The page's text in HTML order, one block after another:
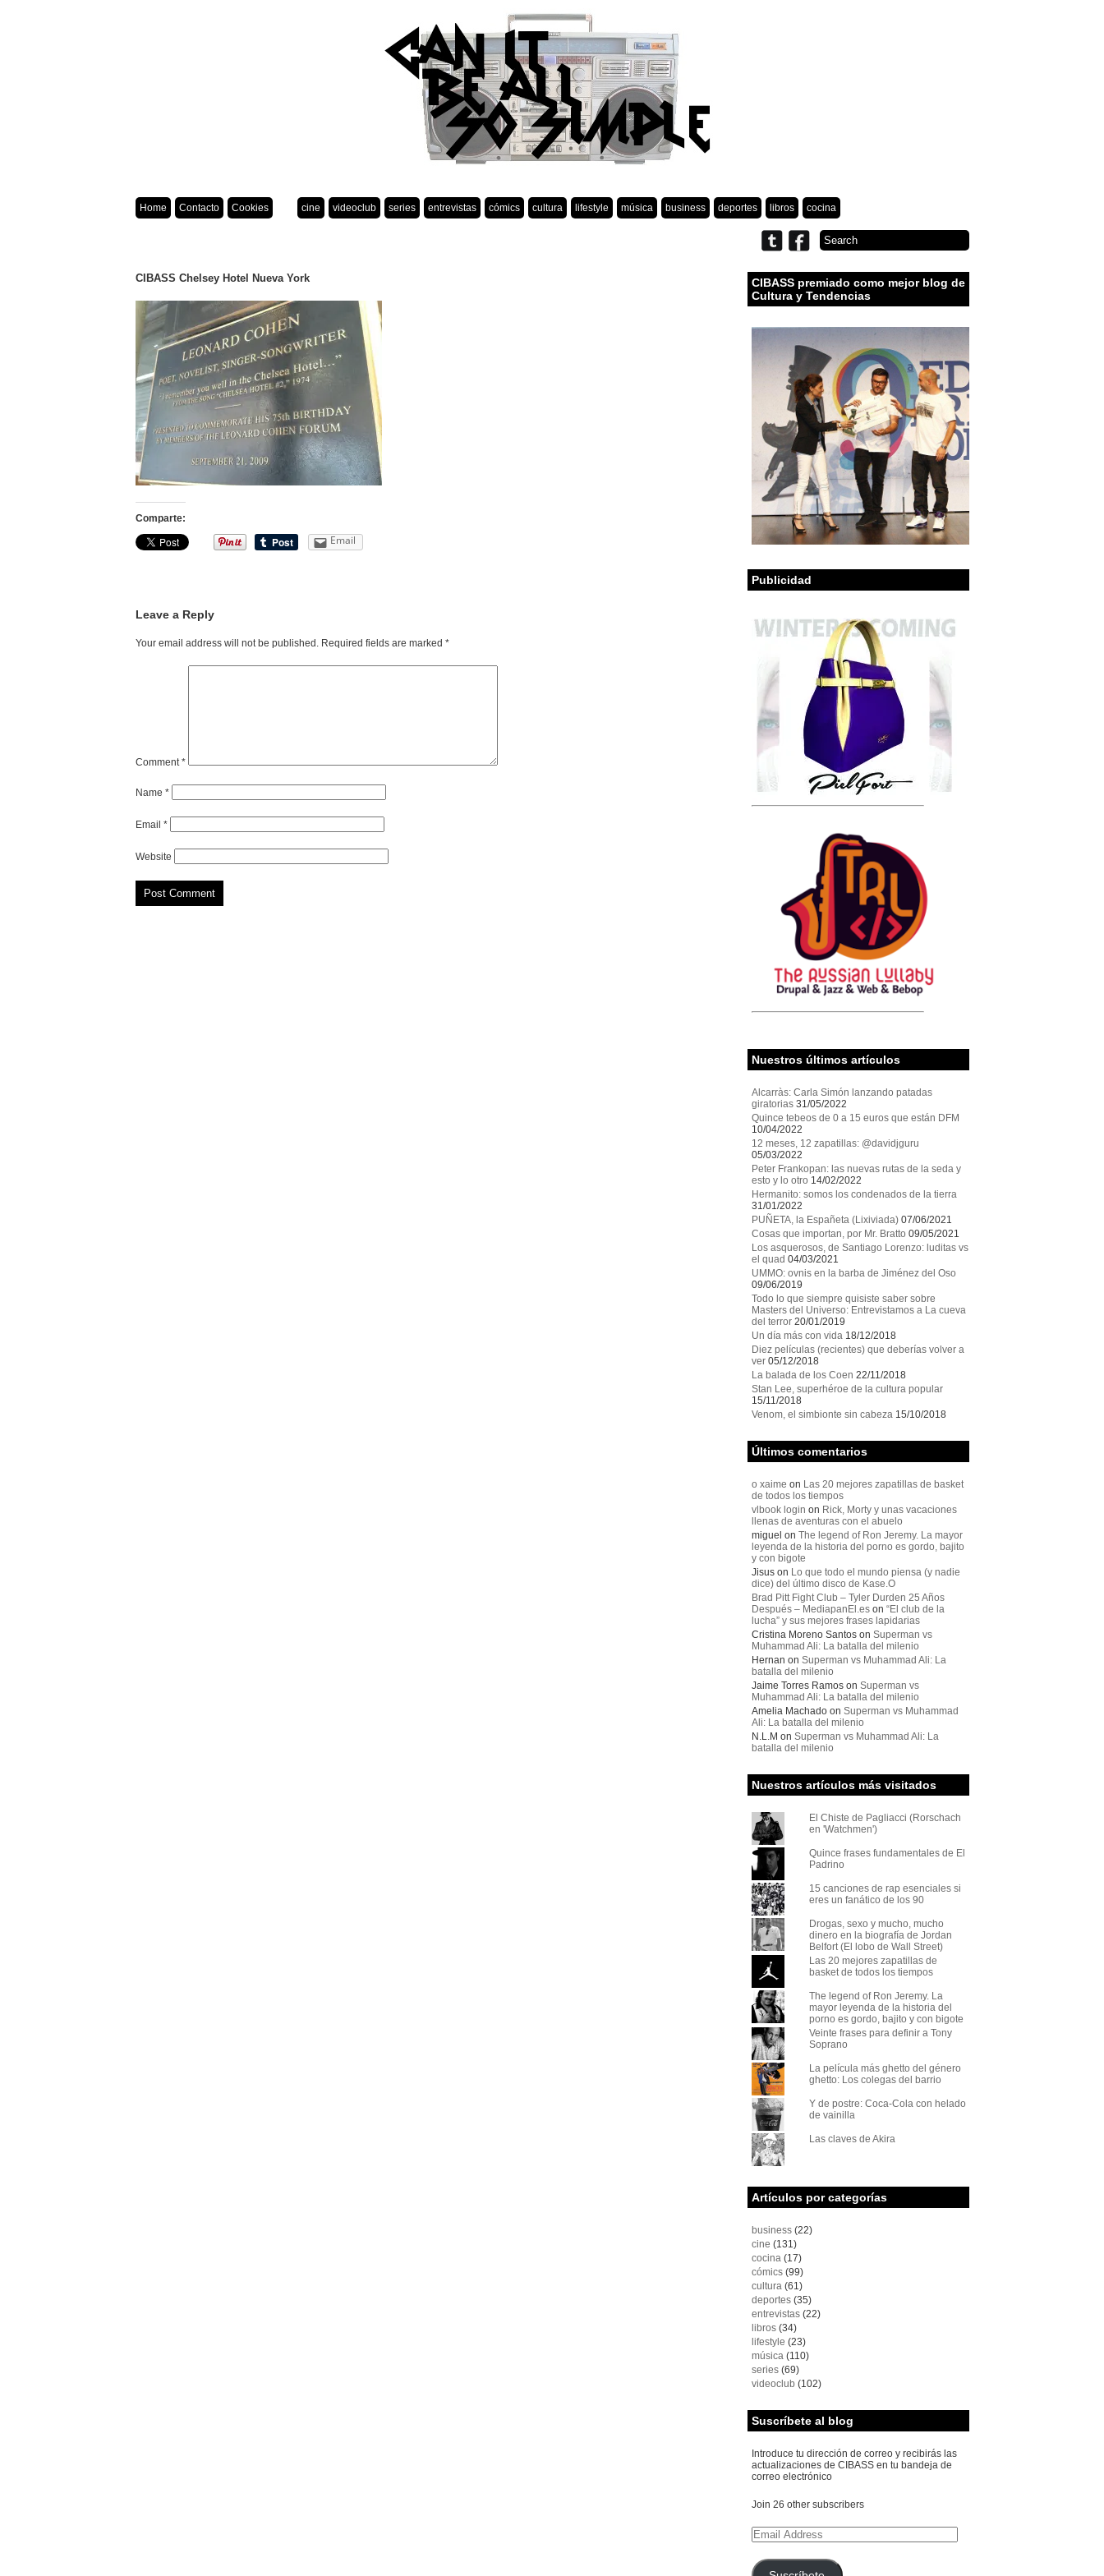
Home Contacto Cookies cine videoclub series entrevistas cómics cultura lifestyle música business deportes libros cocina
CIBASS Chelsey Hotel Nueva York
Comparte:
Email
Leave a Reply
Your email address will not be published. Required fields are marked *
Comment*
Name *
Email *
Website
CIBASS premiado como mejor blog de
Cultura y Tendencias
Publicidad
Nuestros últimos artículos
Alcarràs: Carla Simón lanzando patadas
giratorias 31/05/2022
Quince tebeos de 0 a 15 euros que están DFM
10/04/2022
12 meses, 12 zapatillas: @davidjguru
05/03/2022
Peter Frankopan: las nuevas rutas de la seda y
esto y lo otro 14/02/2022
Hermanito: somos los condenados de la tierra
31/01/2022
PUÑETA, la Españeta (Lixiviada) 07/06/2021
Cosas que importan, por Mr. Bratto 09/05/2021
Los asquerosos, de Santiago Lorenzo: luditas vs
el quad 04/03/2021
UMMO: ovnis en la barba de Jiménez del Oso
09/06/2019
Todo lo que siempre quisiste saber sobre
Masters del Universo: Entrevistamos a La cueva
del terror 20/01/2019
Un día más con vida 18/12/2018
Diez películas (recientes) que deberías volver a
ver 05/12/2018
La balada de los Coen 22/11/2018
Stan Lee, superhéroe de la cultura popular
15/11/2018
Venom, el simbionte sin cabeza 15/10/2018
Últimos comentarios
o xaime on Las 20 mejores zapatillas de basket
de todos los tiempos
vlbook login on Rick, Morty y unas vacaciones
llenas de aventuras con el abuelo
miguel on The legend of Ron Jeremy. La mayor
leyenda de la historia del porno es gordo, bajito
y con bigote
Jisuson Lo que todo el mundo piensa (y nadie
dice) del último disco de Kase.O
Brad Pitt Fight Club – Tyler Durden 25 Años
Después – MediapanEl.eson “El club de la
lucha” y sus mejores frases lapidarias
Cristina Moreno Santoson Superman vs
Muhammad Ali: La batalla del milenio
Hernan on Superman vs Muhammad Ali: La
batalla del milenio
Jaime Torres Ramoson Superman vs
Muhammad Ali: La batalla del milenio
Amelia Machadoon Superman vs Muhammad
Ali: La batalla del milenio
N.L.M on Superman vs Muhammad Ali: La
batalla del milenio
Nuestros artículos más visitados
El Chiste de Pagliacci (Rorschach
en 'Watchmen')
Quince frases fundamentales de El
Padrino
15 canciones de rap esenciales si
eres un fanático de los 90
Drogas, sexo y mucho, mucho
dinero en la biografía de Jordan
Belfort (El lobo de Wall Street)
Las 20 mejores zapatillas de
basket de todos los tiempos
The legend of Ron Jeremy. La
mayor leyenda de la historia del
porno es gordo, bajito y con bigote
Veinte frases para definir a Tony
Soprano
La película más ghetto del género
ghetto: Los colegas del barrio
Y de postre: Coca-Cola con helado
de vainilla
Las claves de Akira
Artículos por categorías
business(22)
cine (131)
cocina(17)
cómics(99)
cultura(61)
deportes(35)
entrevistas(22)
libros(34)
lifestyle (23)
música(110)
series(69)
videoclub (102)
Suscríbete al blog
Introduce tu dirección de correo y recibirás las
actualizaciones de CIBASS en tu bandeja de
correo electrónico
Join 26 other subscribers
Email
Address